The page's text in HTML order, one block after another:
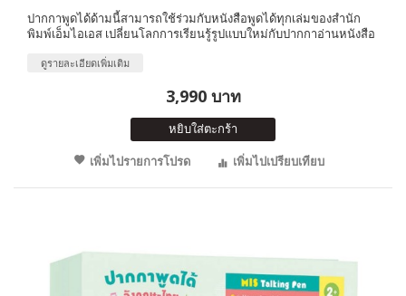
ปากกาพูดได้ด้ามนี้สามารถใช้ร่วมกับหนังสือพูดได้ทุกเล่มของสำนัก
พิมพ์เอ็มไอเอส เปลี่ยนโลกการเรียนรู้รูปแบบใหม่กับปากกาอ่านหนังสือ
ดูรายละเอียดเพิ่มเติม
3,990 บาท
หยิบใส่ตะกร้า
เพิ่มไปรายการโปรด
เพิ่มไปเปรียบเทียบ